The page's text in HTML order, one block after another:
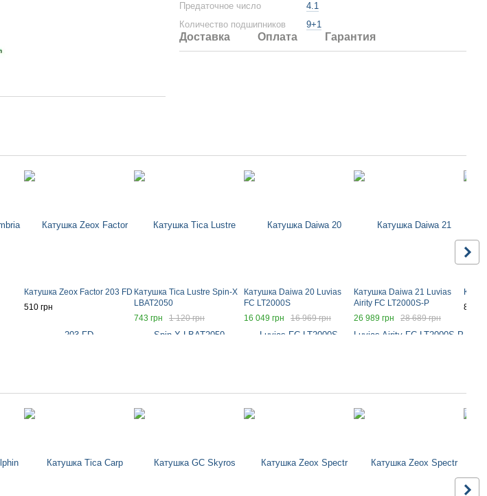
Предаточное число
4.1
Количество подшипников
9+1
Доставка Оплата Гарантия
Катушка Zeox Factor 203 FD
510 грн
Катушка Tica Lustre Spin-X
LBAT2050
743 грн
1 120 грн
Катушка Daiwa 20 Luvias
FC LT2000S
16 049 грн
16 969 грн
Катушка Daiwa 21 Luvias
Airity FC LT2000S-P
26 989 грн
28 689 грн
817